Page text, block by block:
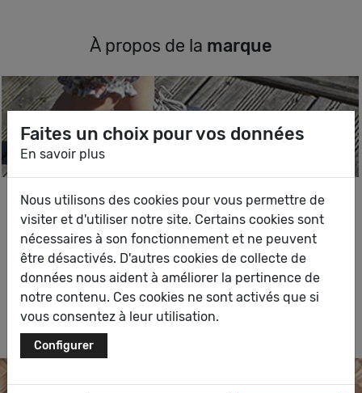
À propos de la marque
Little Mary est une marque particulièrement active
dans le développement de nouvelles matières et de
semelles personnalisées. La marque est un gage de
qualité reconnu dans la profession. Le chaussant des
modèles est adapté aux enfants qui font leurs premiers
pas. Découvrez les chaussures Little Mary.
Faites un choix pour vos données
En savoir plus
Nous utilisons des cookies pour vous permettre de
visiter et d'utiliser notre site. Certains cookies sont
nécessaires à son fonctionnement et ne peuvent
être désactivés. D'autres cookies de collecte de
données nous aident à améliorer la pertinence de
notre contenu. Ces cookies ne sont activés que si
vous consentez à leur utilisation.
Configurer